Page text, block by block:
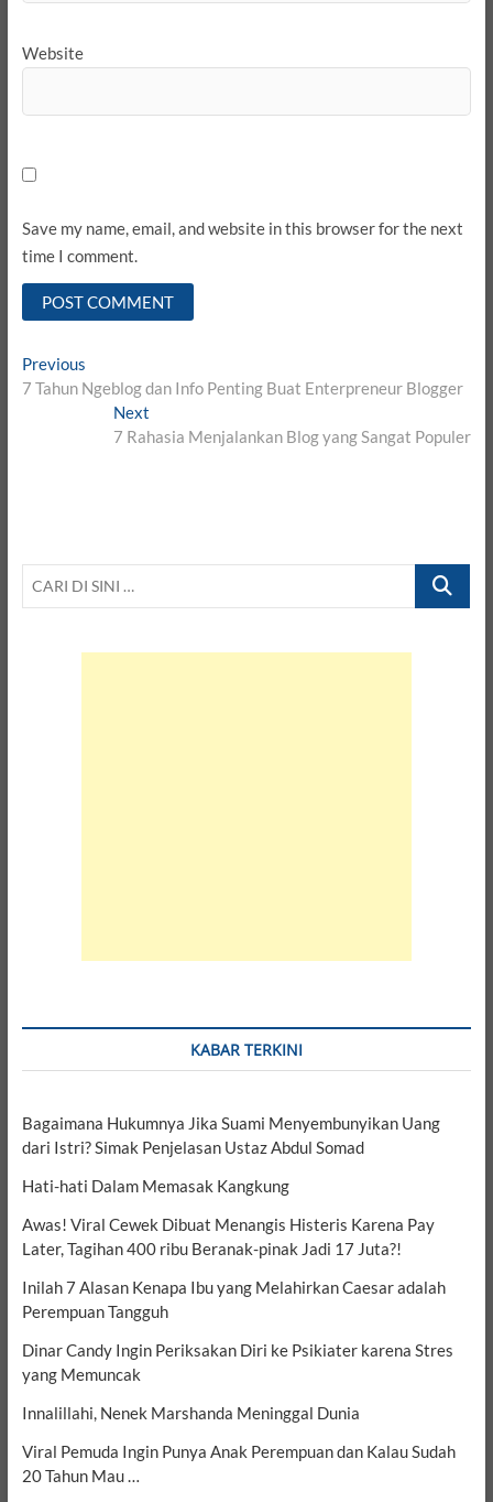
Website
Save my name, email, and website in this browser for the next
time I comment.
Post
navigation
PreviousPrevious
post:
7 Tahun Ngeblog dan Info Penting Buat Enterpreneur Blogger
Next
post:
7 Rahasia Menjalankan Blog yang Sangat Populer
CARI
KABAR TERKINI
Bagaimana Hukumnya Jika Suami Menyembunyikan Uang
dari Istri? Simak Penjelasan Ustaz Abdul Somad
Hati-hati Dalam Memasak Kangkung
Awas! Viral Cewek Dibuat Menangis Histeris Karena Pay
Later, Tagihan 400 ribu Beranak-pinak Jadi 17 Juta?!
Inilah 7 Alasan Kenapa Ibu yang Melahirkan Caesar adalah
Perempuan Tangguh
Dinar Candy Ingin Periksakan Diri ke Psikiater karena Stres
yang Memuncak
Innalillahi, Nenek Marshanda Meninggal Dunia
Viral Pemuda Ingin Punya Anak Perempuan dan Kalau Sudah
20 Tahun Mau …